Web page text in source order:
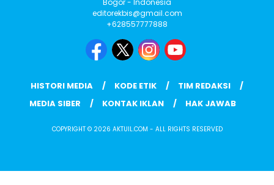
editorekbis@gmail.com
+628557777888
HISTORI MEDIA KODE ETIK
TIM REDAKSI
MEDIA SIBER
KONTAK IKLAN HAK JAWAB
COPYRIGHT © 2026 AKTUIL.COM - ALL RIGHTS RESERVED